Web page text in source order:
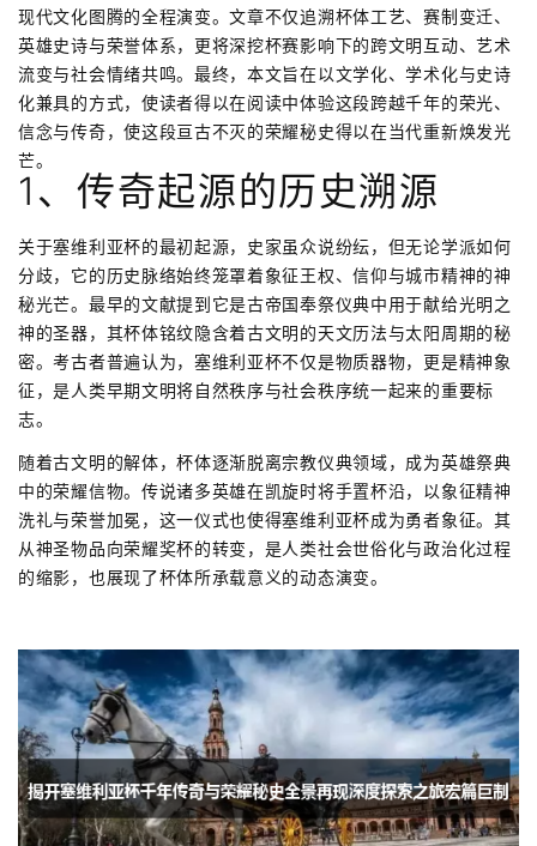
现代文化图腾的全程演变。文章不仅追溯杯体工艺、赛制变迁、
英雄史诗与荣誉体系，更将深挖杯赛影响下的跨文明互动、艺术
流变与社会情绪共鸣。最终，本文旨在以文学化、学术化与史诗
化兼具的方式，使读者得以在阅读中体验这段跨越千年的荣光、
信念与传奇，使这段亘古不灭的荣耀秘史得以在当代重新焕发光
芒。
1、传奇起源的历史溯源
关于塞维利亚杯的最初起源，史家虽众说纷纭，但无论学派如何
分歧，它的历史脉络始终笼罩着象征王权、信仰与城市精神的神
秘光芒。最早的文献提到它是古帝国奉祭仪典中用于献给光明之
神的圣器，其杯体铭纹隐含着古文明的天文历法与太阳周期的秘
密。考古者普遍认为，塞维利亚杯不仅是物质器物，更是精神象
征，是人类早期文明将自然秩序与社会秩序统一起来的重要标
志。
随着古文明的解体，杯体逐渐脱离宗教仪典领域，成为英雄祭典
中的荣耀信物。传说诸多英雄在凯旋时将手置杯沿，以象征精神
洗礼与荣誉加冕，这一仪式也使得塞维利亚杯成为勇者象征。其
从神圣物品向荣耀奖杯的转变，是人类社会世俗化与政治化过程
的缩影，也展现了杯体所承载意义的动态演变。